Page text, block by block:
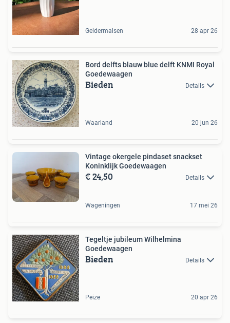
Geldermalsen 28 apr 26
Bord delfts blauw blue delft KNMI Royal
Goedewaagen
Bieden Details
Waarland 20 jun 26
Vintage okergele pindaset snackset
Koninklijk Goedewaagen
€ 24,50 Details
Wageningen 17 mei 26
Tegeltje jubileum Wilhelmina
Goedewaagen
Bieden Details
Peize 20 apr 26